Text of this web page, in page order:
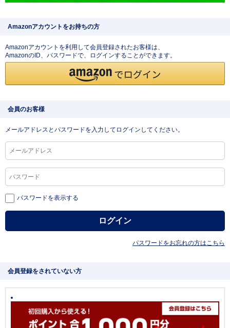
Amazonアカウントをお持ちの方
Amazonアカウントを利用して会員登録されたお客様は、
AmazonのID、パスワードで、ログインすることができます。
会員のお客様
メールアドレスとパスワードを入力してログインしてください。
パスワードを表示する
パスワードをお忘れの方はこちら
会員登録をされていない方